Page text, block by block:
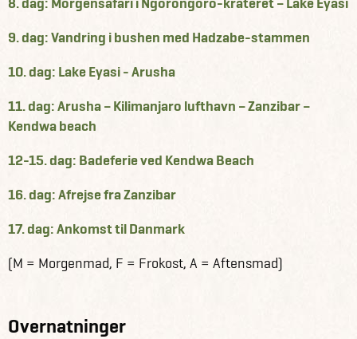
9. dag: Vandring i bushen med Hadzabe-stammen
10. dag: Lake Eyasi - Arusha
11. dag: Arusha – Kilimanjaro lufthavn – Zanzibar –
Kendwa beach
12-15. dag: Badeferie ved Kendwa Beach
16. dag: Afrejse fra Zanzibar
17. dag: Ankomst til Danmark
(M = Morgenmad, F = Frokost, A = Aftensmad)
Overnatninger